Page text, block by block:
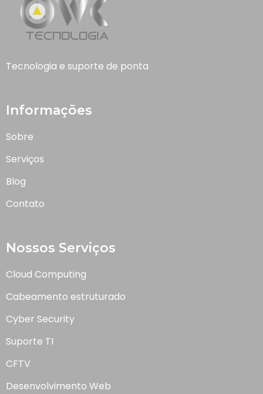
Tecnologia e suporte de ponta
Informações
Sobre
Serviços
Blog
Contato
Nossos Serviços
Cloud Computing
Cabeamento estruturado
Cyber Security
Suporte TI
CFTV
Desenvolvimento Web